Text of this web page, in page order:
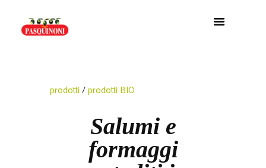
prodotti /prodotti BIO
Salumi e
formaggi